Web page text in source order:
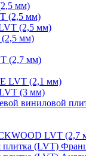
мм)
(2,5 мм)
(2,5 мм)
мм)
(2,7 мм)
LVT (2,1 мм)
(3 мм)
виниловой
LVT (2,7
(LVT)